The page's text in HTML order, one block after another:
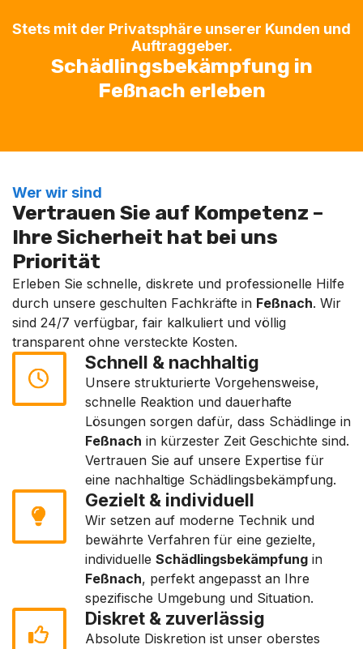
Stets mit der Privatsphäre unserer Kunden und
Auftraggeber.
Schädlingsbekämpfung in
Feßnach erleben
Wer wir sind
Vertrauen Sie auf Kompetenz –
Ihre Sicherheit hat bei uns
Priorität
Erleben Sie schnelle, diskrete und professionelle Hilfe
durch unsere geschulten Fachkräfte in Feßnach. Wir
sind 24/7 verfügbar, fair kalkuliert und völlig
transparent ohne versteckte Kosten.
Schnell & nachhaltig
Unsere strukturierte Vorgehensweise,
schnelle Reaktion und dauerhafte
Lösungen sorgen dafür, dass Schädlinge in
Feßnach in kürzester Zeit Geschichte sind.
Vertrauen Sie auf unsere Expertise für
eine nachhaltige Schädlingsbekämpfung.
Gezielt & individuell
Wir setzen auf moderne Technik und
bewährte Verfahren für eine gezielte,
individuelle Schädlingsbekämpfung in
Feßnach, perfekt angepasst an Ihre
spezifische Umgebung und Situation.
Diskret & zuverlässig
Absolute Diskretion ist unser oberstes